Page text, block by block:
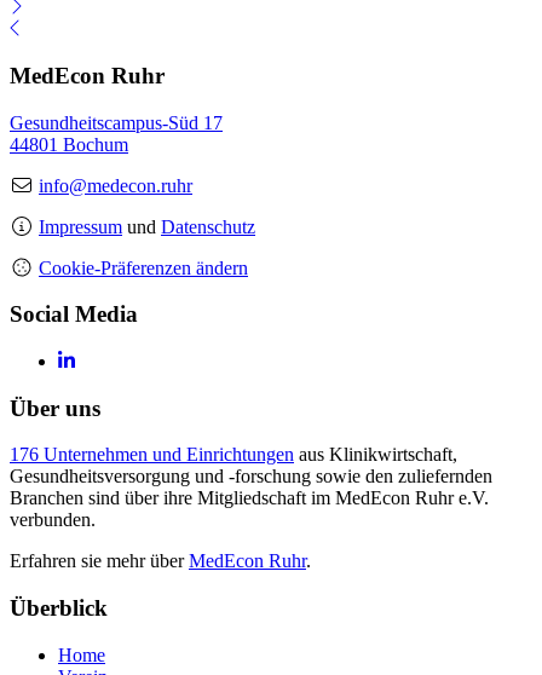
MedEcon Ruhr
Gesundheitscampus-Süd 17
44801 Bochum
info@medecon.ruhr
Impressum und Datenschutz
Cookie-Präferenzen ändern
Social Media
Über uns
176 Unternehmen und Einrichtungen aus Klinikwirtschaft,
Gesundheitsversorgung und -forschung sowie den zuliefernden
Branchen sind über ihre Mitgliedschaft im MedEcon Ruhr e.V.
verbunden.
Erfahren sie mehr überMedEcon Ruhr.
Überblick
Home